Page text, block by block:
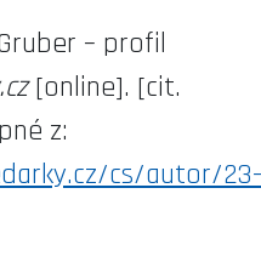
– profil
[online]. [cit.
z:
cs/autor/23-